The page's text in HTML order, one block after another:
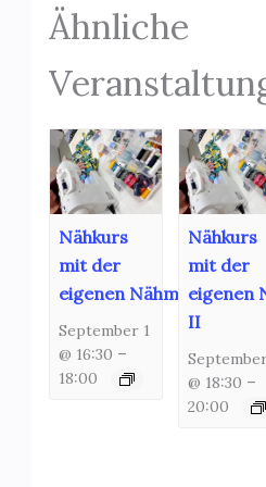
Ähnliche
Nähkurs
mit der
eigenen Nähmaschine
September 1
@ 16:30 –
18:00
Nähkurs
mit der
eigenen
II
@ 18:30 –
20:00